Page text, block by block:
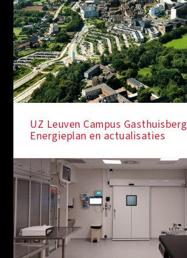
UZ Leuven Campus Gasthuisberg
Energieplan en actualisaties